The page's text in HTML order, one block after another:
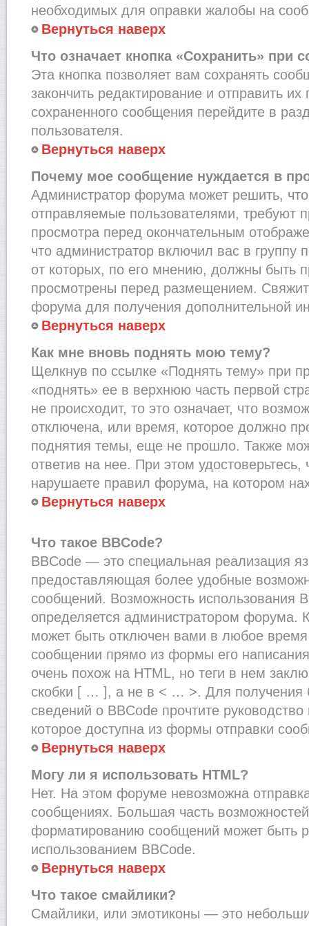
необходимых для оправки жалобы на
Вернуться наверх
Что означает кнопка «Сохранить» при
Эта кнопка позволяет вам сохранять
закончить редактирование и отправить их
сохраненного сообщения перейдите в
пользователя.
Вернуться наверх
Почему мое сообщение нуждается в
Администратор форума может решить,
отправляемые пользователями, требуют
просмотра перед окончательным
что администратор включил вас в группу
от которых, по его мнению, должны быть
просмотрены перед размещением.
форума для получения дополнительной
Вернуться наверх
Как мне вновь поднять мою тему?
Щелкнув по ссылке «Поднять тему» при
«поднять» ее в верхнюю часть первой
не происходит, то это означает, что
отключена, или время, которое должно
поднятия темы, еще не прошло. Также
ответив на нее. При этом
нарушаете правил форума, на котором
Вернуться наверх
Что такое BBCode?
BBCode — это специальная реализация
предоставляющая более удобные
сообщений. Возможность использования
определяется администратором форума.
может быть отключен вами в любое
сообщении прямо из формы его
очень похож на HTML, но теги в нем
скобки [ … ], а не в < … >. Для получения
сведений о BBCode прочтите
которое доступна из формы отправки
Вернуться наверх
Могу ли я использовать HTML?
Нет. На этом форуме невозможна
сообщениях. Большая часть
форматированию сообщений может быть
использованием BBCode.
Вернуться наверх
Что такое смайлики?
Смайлики, или эмотиконы — это